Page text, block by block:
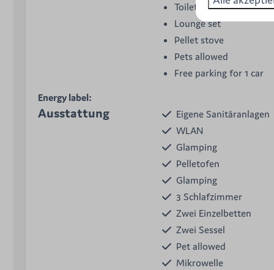
Toilet, shower and
Lounge set
Pellet stove
Pets allowed
Free parking for 1 car
Energy label:
Ausstattung
Eigene Sanitäranlagen
WLAN
Glamping
Pelletofen
Glamping
3 Schlafzimmer
Zwei Einzelbetten
Zwei Sessel
Pet allowed
Mikrowelle